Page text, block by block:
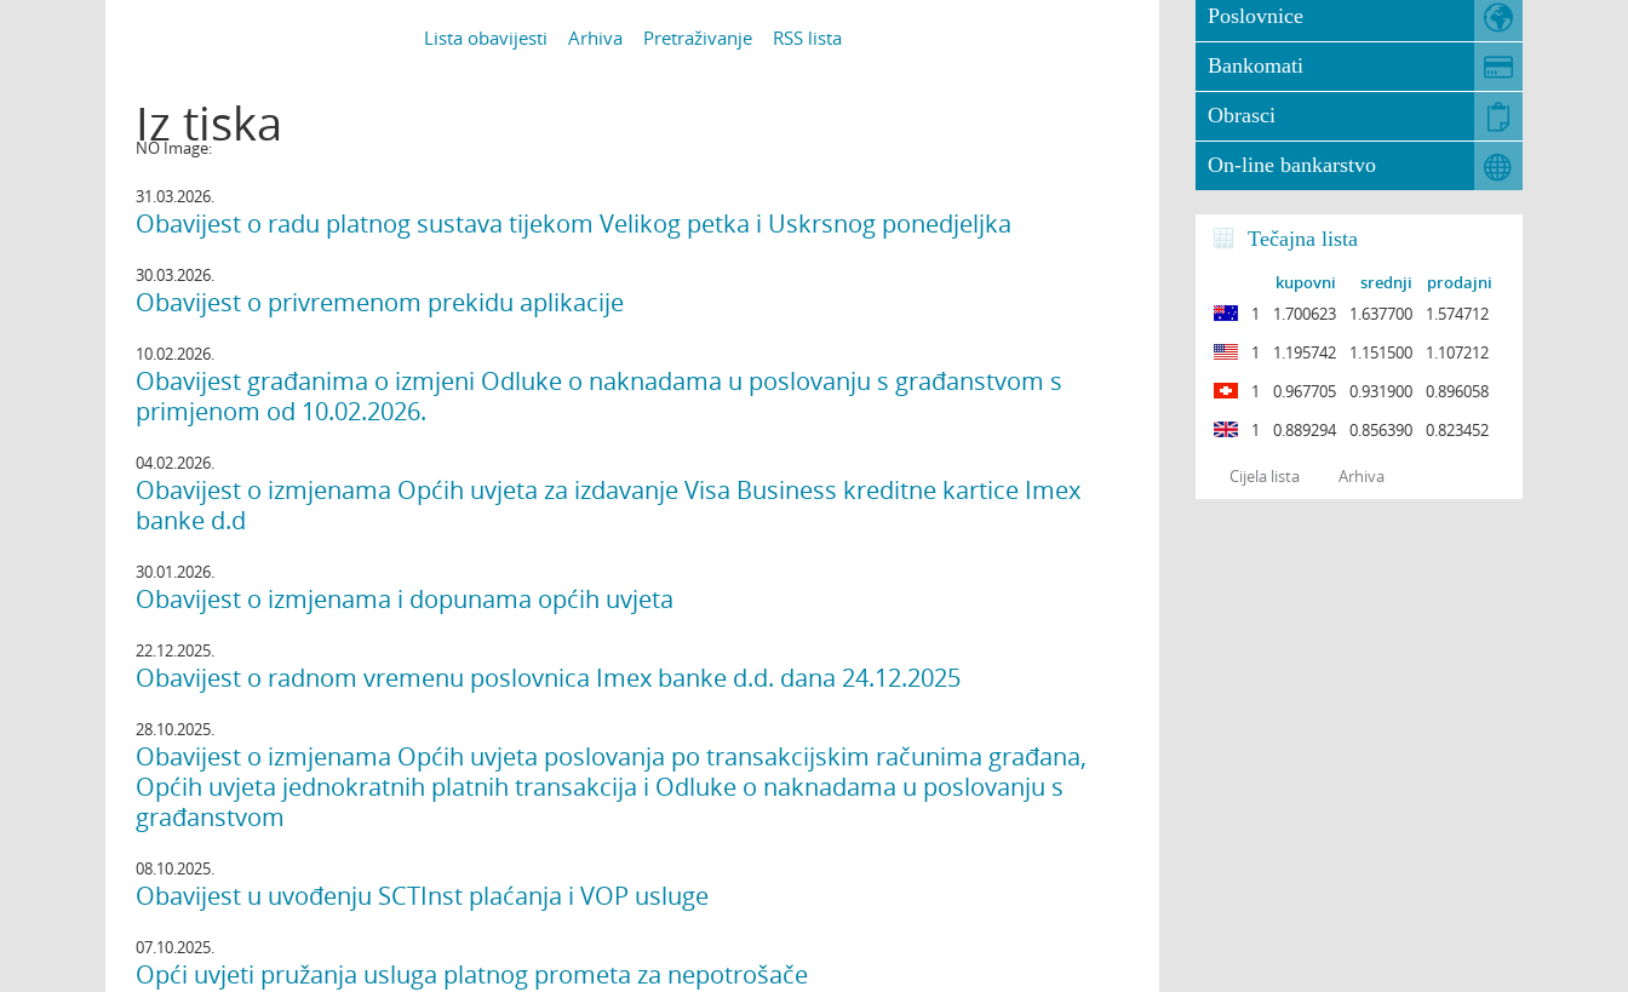
Lista obavijesti Arhiva Pretraživanje RSS lista
Iz tiska
NO Image:
31.03.2026.
Obavijest o radu platnog sustava tijekom Velikog petka i Uskrsnog ponedjeljka
30.03.2026.
Obavijest o privremenom prekidu aplikacije
10.02.2026.
Obavijest građanima o izmjeni Odluke o naknadama u poslovanju s građanstvom s
primjenom od 10.02.2026.
04.02.2026.
Obavijest o izmjenama Općih uvjeta za izdavanje Visa Business kreditne kartice Imex
banke d.d
30.01.2026.
Obavijest o izmjenama i dopunama općih uvjeta
22.12.2025.
Obavijest o radnom vremenu poslovnica Imex banke d.d. dana 24.12.2025
28.10.2025.
Obavijest o izmjenama Općih uvjeta poslovanja po transakcijskim računima građana,
Općih uvjeta jednokratnih platnih transakcija i Odluke o naknadama u poslovanju s
građanstvom
08.10.2025.
Obavijest u uvođenju SCTInst plaćanja i VOP usluge
07.10.2025.
Opći uvjeti pružanja usluga platnog prometa za nepotrošače
Poslovnice
Bankomati
Obrasci
On-line bankarstvo
Tečajna lista
kupovni srednji
prodajni
1
1.700623 1.637700
1.574712
1
1.195742 1.151500
1.107212
1
0.967705 0.931900
0.896058
1
0.889294 0.856390 0.823452
Cijela lista Arhiva